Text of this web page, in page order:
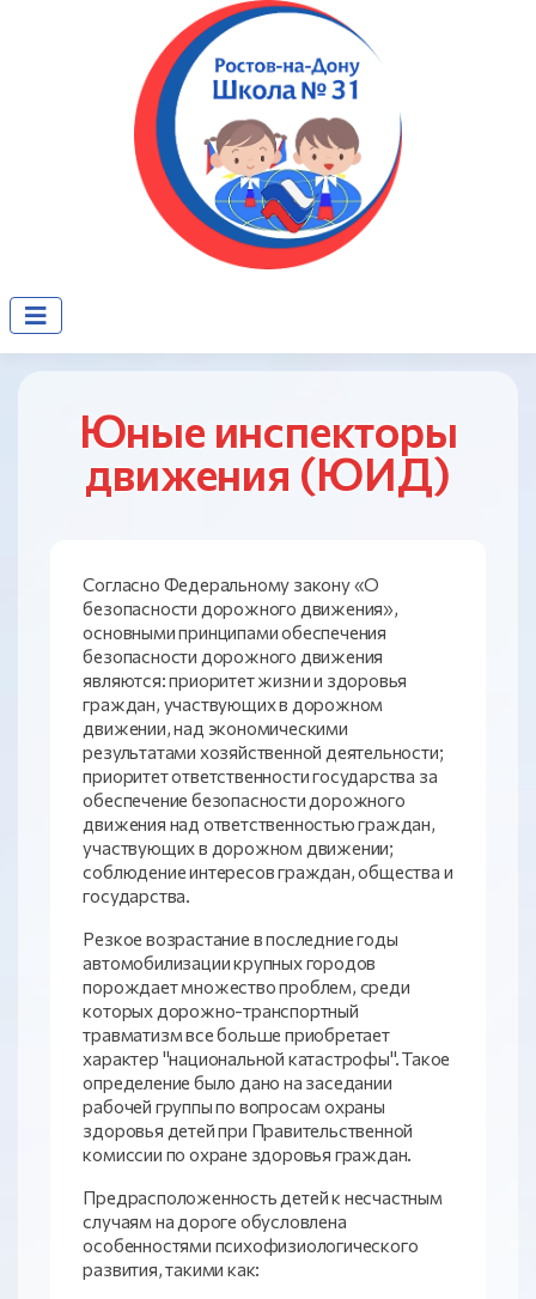
Юные инспекторы
движения (ЮИД)
Согласно Федеральному закону «О
безопасности дорожного движения»,
основными принципами обеспечения
безопасности дорожного движения
являются: приоритет жизни и здоровья
граждан, участвующих в дорожном
движении, над экономическими
результатами хозяйственной деятельности;
приоритет ответственности государства за
обеспечение безопасности дорожного
движения над ответственностью граждан,
участвующих в дорожном движении;
соблюдение интересов граждан, общества и
государства.
Резкое возрастание в последние годы
автомобилизации крупных городов
порождает множество проблем, среди
которых дорожно-транспортный
травматизм все больше приобретает
характер "национальной катастрофы". Такое
определение было дано на заседании
рабочей группы по вопросам охраны
здоровья детей при Правительственной
комиссии по охране здоровья граждан.
Предрасположенность детей к несчастным
случаям на дороге обусловлена
особенностями психофизиологического
развития, такими как: